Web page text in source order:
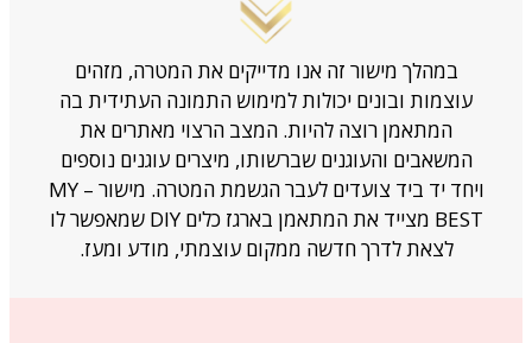
במהלך מישור זה אנו מדייקים את המטרה, מזהים
עוצמות ובונים יכולות למימוש התמונה העתידית בה
המתאמן רוצה להיות. המצב הרצוי מאתרים את
המשאבים והעוגנים שברשותו, מיצרים עוגנים נוספים
ויחד יד ביד צועדים לעבר הגשמת המטרה. מישור – MY
BEST מצייד את המתאמן בארגז כלים DIY שמאפשר לו
לצאת לדרך חדשה ממקום עוצמתי, מודע ומעז.